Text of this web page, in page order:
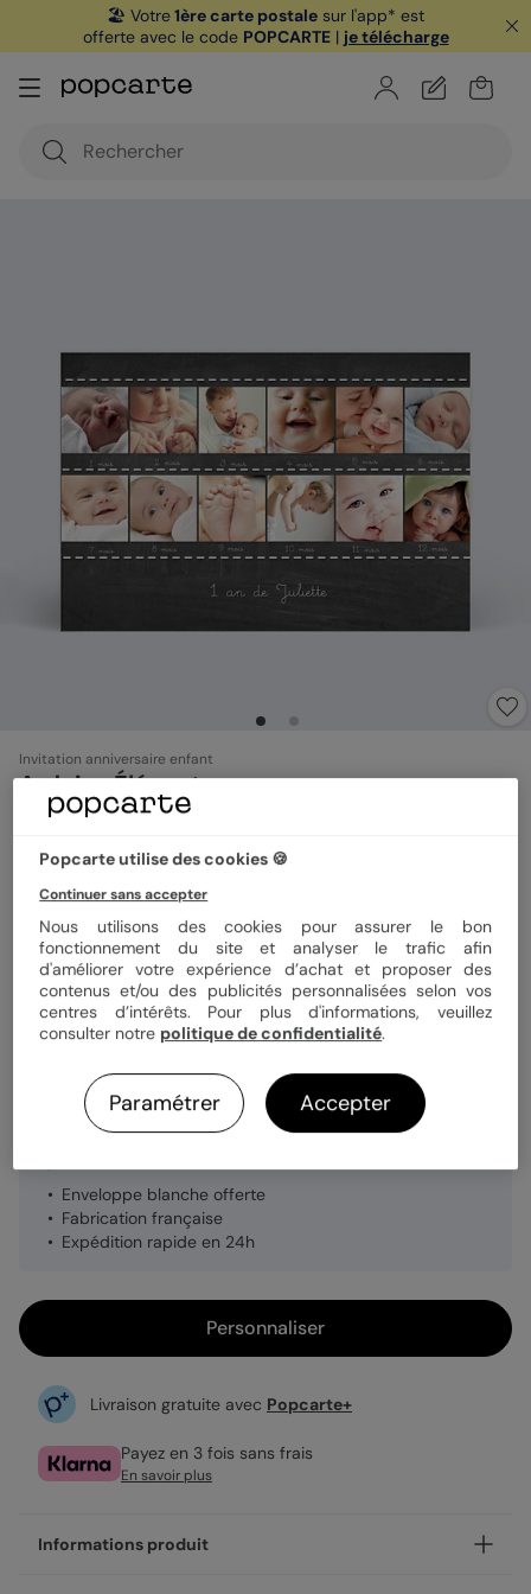
🏖️ Votre1ère carte postale sur l'app* est
offerte avec le code POPCARTE| je télécharge
Invitation anniversaire enfant
Ardoise Élégante
4.5(6avis)
Format
Papier Papier Satiné
Enveloppe blanche offerte
Fabrication française
Expédition rapide en 24h
Personnaliser
Livraison gratuite avec Popcarte+
Payez en 3 fois sans frais
En savoir plus
Informations produit
Popcarte utilise des cookies 🍪
Continuer sans accepter
Nous utilisons des cookies pour assurer le bon
fonctionnement du site et analyser le trafic afin
d'améliorer votre expérience d’achat et proposer des
contenus et/ou des publicités personnalisées selon vos
centres d’intérêts. Pour plus d'informations, veuillez
consulter notre politique de confidentialité.
Paramétrer Accepter